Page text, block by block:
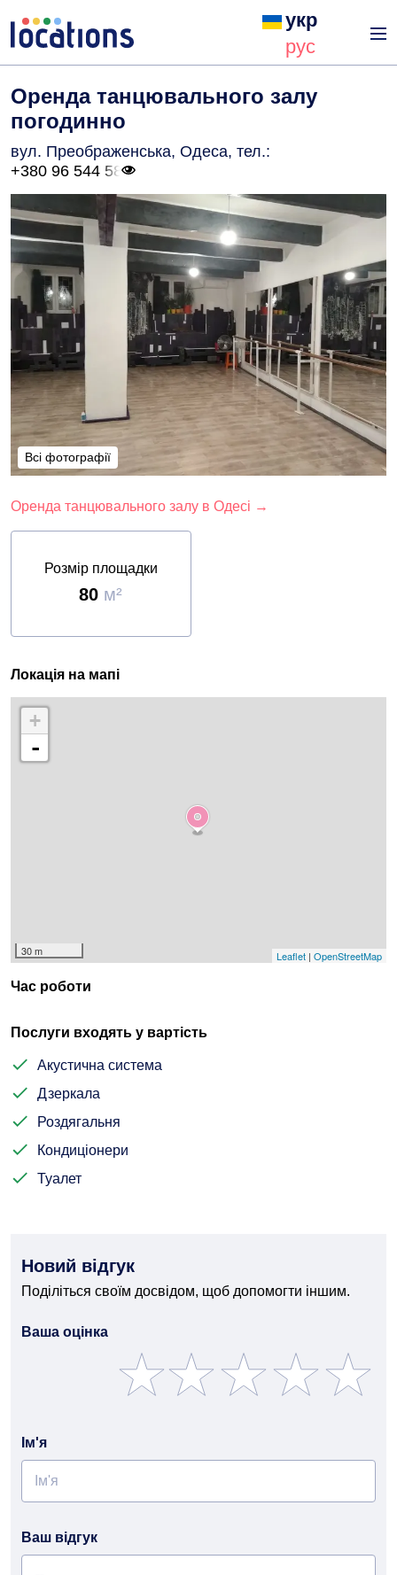
укр
рус
Оренда танцювального залу
погодинно
вул. Преображенська, Одеса, тел.:
+380 96 544 58
Всі фотографії
Всі фотографії
Оренда танцювального залу в Одесі →
Розмір площадки
80 м²
Локація на мапі
+
-
30 m Leaflet | OpenStreetMap
Час роботи
Послуги входять у вартість
Акустична система
Дзеркала
Роздягальня
Кондиціонери
Туалет
Новий відгук
Поділіться своїм досвідом, щоб допомогти іншим.
Ваша оцінка
Ім'я
Ваш відгук